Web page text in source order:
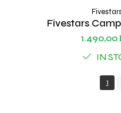
Fivestars Camp
1.490,00
IN
1